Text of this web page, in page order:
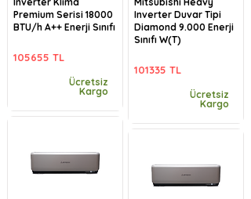
Premium Serisi 18000
BTU/h A++ Enerji Sınıfı
105655 TL
Ücretsiz
Kargo
Inverter Duvar Tipi
Diamond 9.000 Enerji
Sınıfı W(T)
101335 TL
Ücretsiz
Kargo